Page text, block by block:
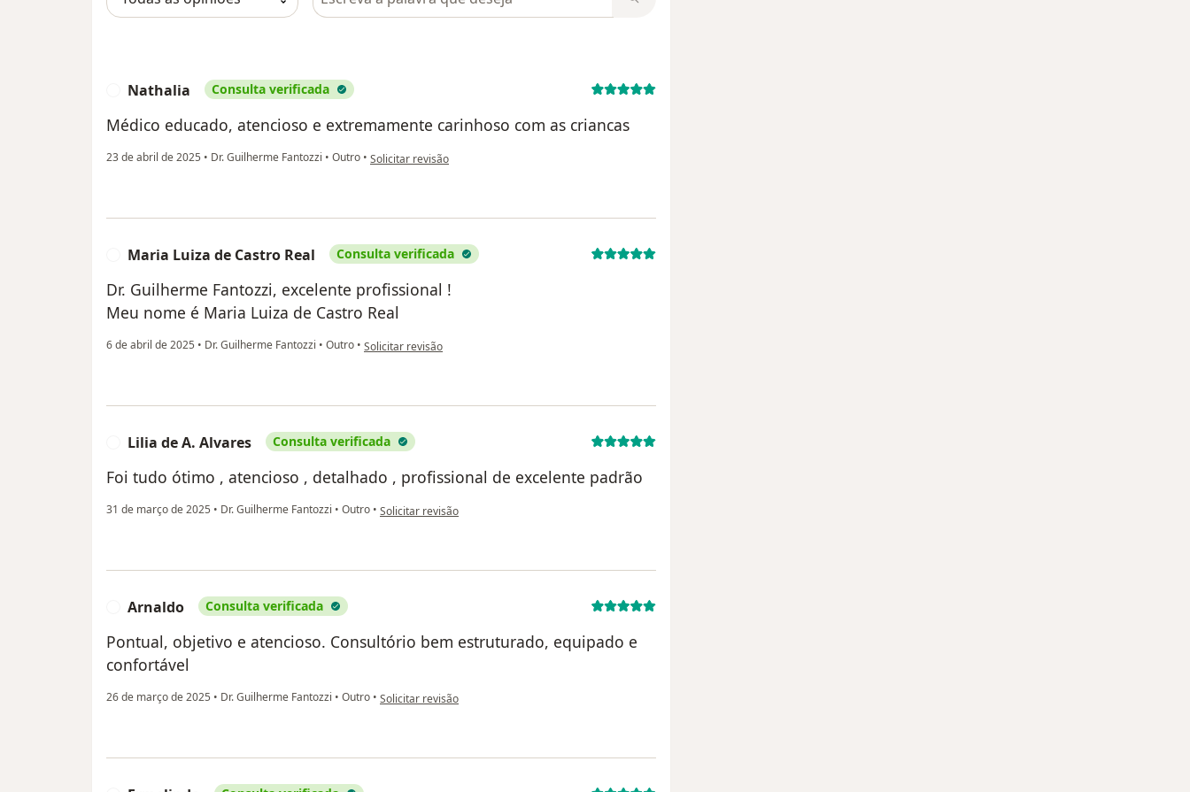
Nathalia Consulta verificada
Médico educado, atencioso e extremamente carinhoso com as criancas
23 de abril de 2025 • Dr. Guilherme Fantozzi • Outro • na opinião do utilizador Nathalia
Solicitar revisão
Maria Luiza de Castro Real Consulta verificada
Dr. Guilherme Fantozzi, excelente profissional !
Meu nome é Maria Luiza de Castro Real
6 de abril de 2025 • Dr. Guilherme Fantozzi • Outro • na opinião do utilizador Maria Luiza de Castro Real
Solicitar revisão
Lilia de A. Alvares Consulta verificada
Foi tudo ótimo , atencioso , detalhado , profissional de excelente padrão
31 de março de 2025 • Dr. Guilherme Fantozzi • Outro • na opinião do utilizador Lilia de A. Alvares
Solicitar revisão
Arnaldo Consulta verificada
Pontual, objetivo e atencioso. Consultório bem estruturado, equipado e
confortável
26 de março de 2025 • Dr. Guilherme Fantozzi • Outro • na opinião do utilizador Arnaldo
Solicitar revisão